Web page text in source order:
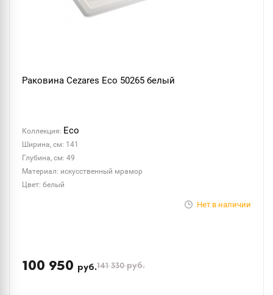
Раковина Cezares Eco 50265 белый
Коллекция: Eco
Ширина, см: 141
Глубина, см: 49
Материал: искусственный мрамор
Цвет: белый
Нет в наличии
100 950 руб.141 330руб.